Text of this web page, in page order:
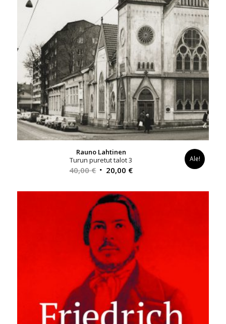
Rauno Lahtinen
Turun puretut talot 3
40,00€ Alkuperäinen
oli:
40,00 €.
20,00 €Nykyinen
on:
20,00 €.
Ale!